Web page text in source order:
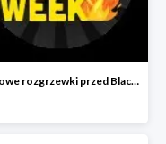
Cenowe rozgrzewki przed Black Friday na Allegro do -80%